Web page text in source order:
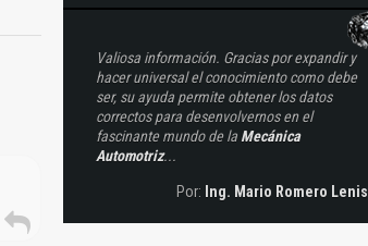
Valiosa información. Gracias por expandir y
hacer universal el conocimiento como debe
ser, su ayuda permite obtener los datos
correctos para desenvolvernos en el
fascinante mundo de la Mecánica
Automotriz...
Por: Ing. Mario Romero Lenis